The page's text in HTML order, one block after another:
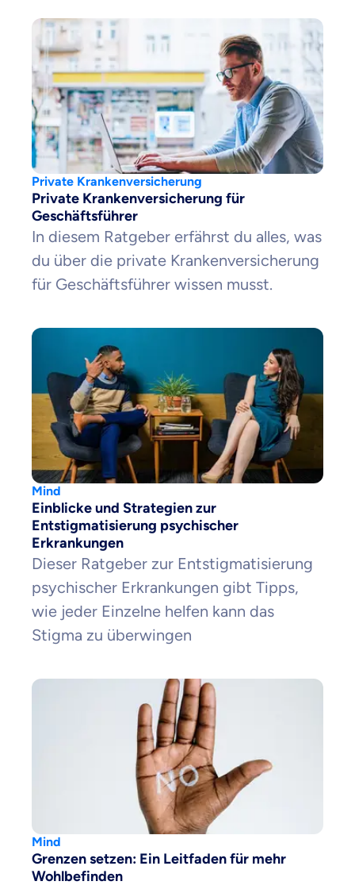
Private Krankenversicherung
Private Krankenversicherung für
Geschäftsführer
In diesem Ratgeber erfährst du alles, was
du über die private Krankenversicherung
für Geschäftsführer wissen musst.
Mind
Einblicke und Strategien zur
Entstigmatisierung psychischer
Erkrankungen
Dieser Ratgeber zur Entstigmatisierung
psychischer Erkrankungen gibt Tipps,
wie jeder Einzelne helfen kann das
Stigma zu überwingen
Mind
Grenzen setzen: Ein Leitfaden für mehr
Wohlbefinden